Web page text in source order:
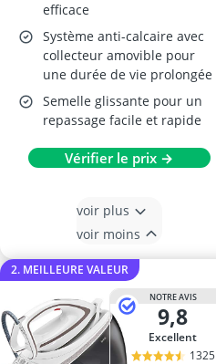
efficace
Système anti-calcaire avec
collecteur amovible pour
une durée de vie prolongée
Semelle glissante pour un
repassage facile et rapide
Vérifier le prix →
voir plus
voir moins
2. MEILLEURE VALEUR
NOTRE AVIS
9,8
Excellent
1325